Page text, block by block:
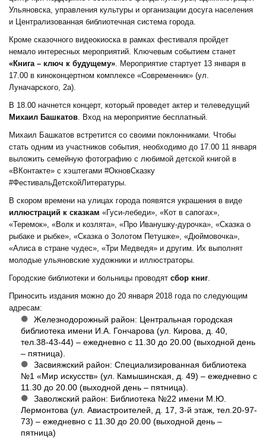
Ульяновска, управления культуры и организации досуга населения
и Централизованная библиотечная система города.
Кроме сказочного видеокиоска в рамках фестиваля пройдет
немало интересных мероприятий. Ключевым событием станет
«Книга – ключ к будущему» . Мероприятие стартует 13 января в
17.00 в киноконцертном комплексе «Современник» (ул.
Луначарского, 2а).
В 18.00 начнется концерт, который проведет актер и телеведущий
Михаил Башкатов . Вход на мероприятие бесплатный.
Михаил Башкатов встретится со своими поклонниками. Чтобы
стать одним из участников события, необходимо до 17.00 11 января
выложить семейную фотографию с любимой детской книгой в
«ВКонтакте» с хэштегами #ОкновСказку
#ФестивальДетскойЛитературы.
В скором времени на улицах города появятся украшения в виде
иллюстраций к сказкам «Гуси-лебеди», «Кот в сапогах»,
«Теремок», «Волк и козлята», «Про Иванушку-дурочка», «Сказка о
рыбаке и рыбке», «Сказка о Золотом Петушке», «Дюймовочка»,
«Алиса в стране чудес», «Три Медведя» и другим. Их выполнят
молодые ульяновские художники и иллюстраторы.
Городские библиотеки и больницы проводят сбор книг
Приносить издания можно до 20 января 2018 года по следующим
адресам:
Железнодорожный район: Центральная городская
библиотека имени И.А. Гончарова (ул. Кирова, д. 40,
тел.38-43-44) – ежедневно с 11.30 до 20.00 (выходной день
– пятница).
Засвияжский район: Специализированная библиотека
№1 «Мир искусств» (ул. Камышинская, д. 49) – ежедневно с
11.30 до 20.00 (выходной день – пятница).
Заволжский район: Библиотека №22 имени М.Ю.
Лермонтова (ул. Авиастроителей, д. 17, 3-й этаж, тел.20-97-
73) – ежедневно с 11.30 до 20.00 (выходной день –
пятница)